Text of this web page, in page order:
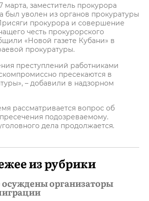
марта, заместитель прокурора
был уволен из органов прокуратуры
прокурора и совершение
честь прокурорского
«Новой газете Кубани» в
прокуратуры.
преступлений работниками
пресекаются в
– добавили в надзорном
рассматривается вопрос об
подозреваемому.
дела продолжается.
из рубрики
осуждены организаторы